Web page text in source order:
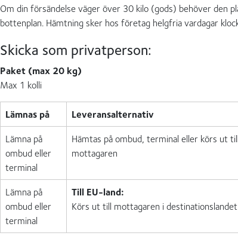
Om din försändelse väger över 30 kilo (gods) behöver den
bottenplan. Hämtning sker hos företag helgfria vardagar
Skicka som privatperson:
Paket (max 20 kg)
Max 1 kolli
Lämnas på
Leveransalternativ
Lämna på
ombud eller
terminal
Hämtas på ombud, terminal eller körs ut till
mottagaren
Lämna på
ombud eller
terminal
Till EU-land:
Körs ut till mottagaren i destinationslandet